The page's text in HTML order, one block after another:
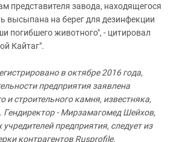
представителя завода, находящегося
высыпана на берег для дезинфекции
погибшего животного", - цитировал
Кайтаг".
в октябре 2016 года,
предприятия заявлена
и строительного камня, известняка,
Гендиректор - Мирзамагомед Шейхов,
предприятия, следует из
контрагентов Rusprofile.